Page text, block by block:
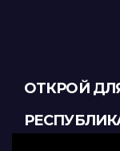
ОТКРОЙ